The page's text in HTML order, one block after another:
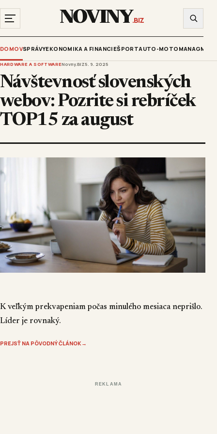
NOVINY.BIZ
DOMOVSPRÁVYEKONOMIKA A FINANCIEŠPORTAUTO-MOTO
HARDWARE A SOFTWARENovny.BIZ5. 9. 2025
Návštevnosť slovenských
webov: Pozrite si rebríček
TOP15 za august
K veľkým prekvapeniam počas minulého mesiaca neprišlo.
Líder je rovnaký.
PREJSŤ NA PÔVODNÝ ČLÁNOK→
REKLAMA